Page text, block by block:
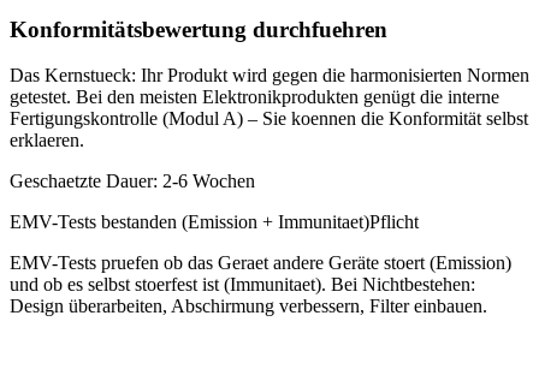
Konformitätsbewertung durchfuehren
Das Kernstueck: Ihr Produkt wird gegen die harmonisierten Normen
getestet. Bei den meisten Elektronikprodukten genügt die interne
Fertigungskontrolle (Modul A) – Sie koennen die Konformität selbst
erklaeren.
Geschaetzte Dauer: 2-6 Wochen
EMV-Tests bestanden (Emission + Immunitaet)Pflicht
EMV-Tests pruefen ob das Geraet andere Geräte stoert (Emission)
und ob es selbst stoerfest ist (Immunitaet). Bei Nichtbestehen:
Design überarbeiten, Abschirmung verbessern, Filter einbauen.